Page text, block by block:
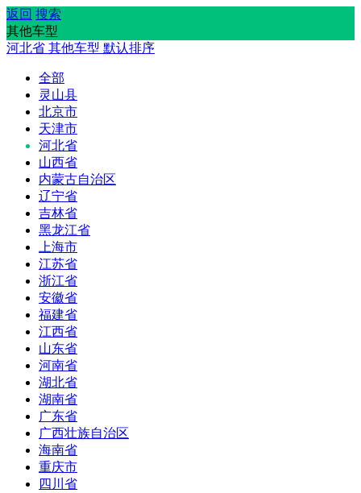
返回 搜索
其他车型
河北省 其他车型 默认排序
全部
灵山县
北京市
天津市
河北省
山西省
内蒙古自治区
辽宁省
吉林省
黑龙江省
上海市
江苏省
浙江省
安徽省
福建省
江西省
山东省
河南省
湖北省
湖南省
广东省
广西壮族自治区
海南省
重庆市
四川省